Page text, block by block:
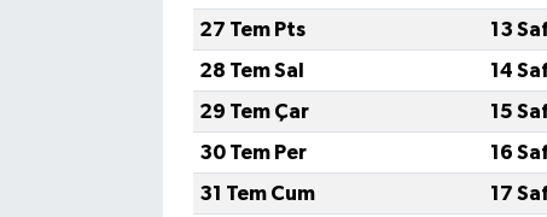
27 Tem Pts
13
28 Tem Sal
14
29 Tem Çar
15
30 Tem Per
16
31 Tem Cum
17